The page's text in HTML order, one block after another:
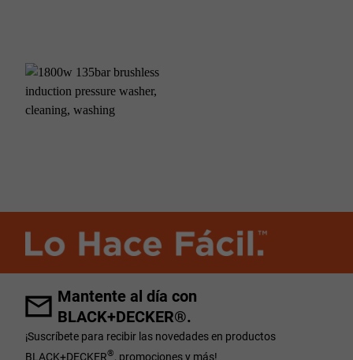
Mantente al día con
BLACK+DECKER®.
¡Suscríbete para recibir las novedades en productos
BLACK+DECKER®, promociones y más!